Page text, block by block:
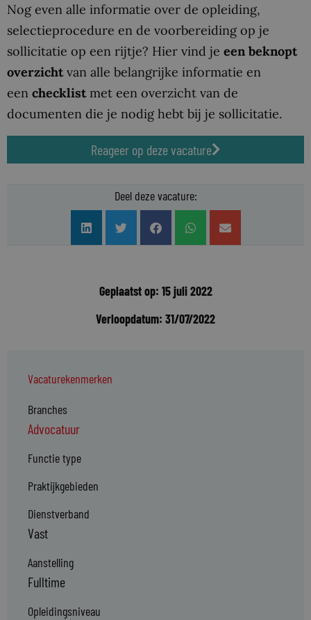
Nog even alle informatie over de opleiding,
selectieprocedure en de voorbereiding op je
sollicitatie op een rijtje? Hier vind je een beknopt
overzichtvan alle belangrijke informatie en
een checklistmet een overzicht van de
documenten die je nodig hebt bij je sollicitatie.
Reageer op deze vacature
Deel deze vacature:
Geplaatst op: 15 juli 2022
Verloopdatum: 31/07/2022
Vacaturekenmerken
Branches
Advocatuur
Functie type
Praktijkgebieden
Dienstverband
Vast
Aanstelling
Fulltime
Opleidingsniveau